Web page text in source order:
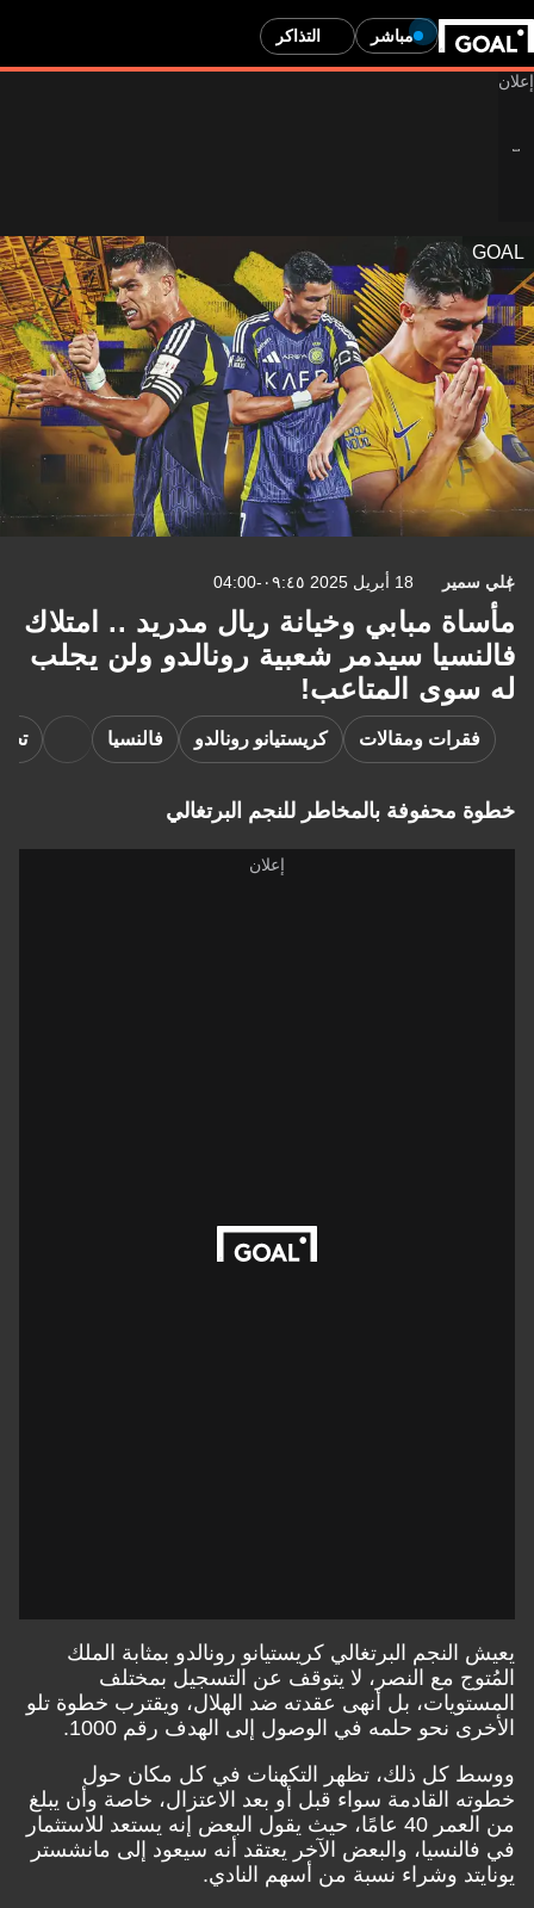
مباشر التذاكر
GOAL
علي سمير 18 أبريل 2025 ٠٩:٤٥-04:00
مأساة مبابي وخيانة ريال مدريد .. امتلاك
فالنسيا سيدمر شعبية رونالدو ولن يجلب
له سوى المتاعب!
فقرات ومقالات كريستيانو رونالدو فالنسيا
خطوة محفوفة بالمخاطر للنجم البرتغالي
يعيش النجم البرتغالي كريستيانو رونالدو بمثابة الملك
المُتوج مع النصر، لا يتوقف عن التسجيل بمختلف
المستويات، بل أنهى عقدته ضد الهلال، ويقترب خطوة تلو
الأخرى نحو حلمه في الوصول إلى الهدف رقم 1000.
ووسط كل ذلك، تظهر التكهنات في كل مكان حول
خطوته القادمة سواء قبل أو بعد الاعتزال، خاصة وأن يبلغ
من العمر 40 عامًا، حيث يقول البعض إنه يستعد للاستثمار
في فالنسيا، والبعض الآخر يعتقد أنه سيعود إلى مانشستر
يونايتد وشراء نسبة من أسهم النادي.